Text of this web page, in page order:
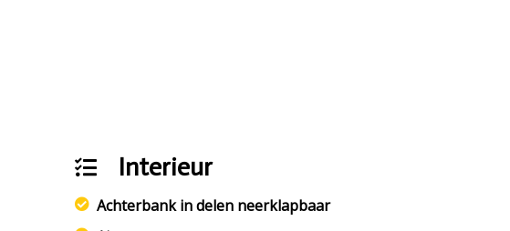
Interieur
Achterbank in delen neerklapbaar